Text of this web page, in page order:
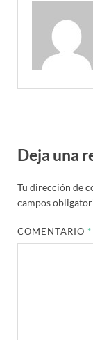
Deja una
Tu dirección de
campos
COMENTARIO *